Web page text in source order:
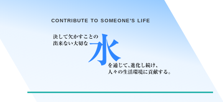
CONTRIBUTE TO SOMEONE'S LIFE